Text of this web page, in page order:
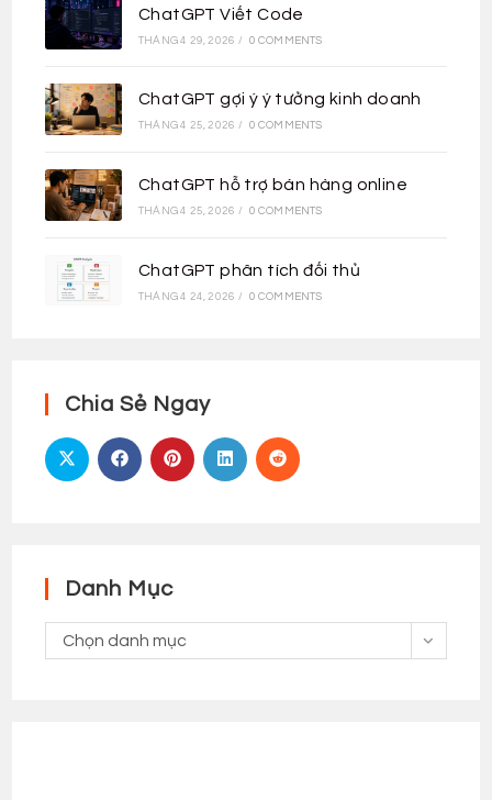
ChatGPT Viết Code
THÁNG 4 29, 2026 / 0 COMMENTS
ChatGPT gợi ý ý tưởng kinh doanh
THÁNG 4 25, 2026 / 0 COMMENTS
ChatGPT hỗ trợ bán hàng online
THÁNG 4 25, 2026 / 0 COMMENTS
ChatGPT phân tích đối thủ
THÁNG 4 24, 2026 / 0 COMMENTS
Chia Sẻ Ngay
Danh Mục
Danh
Mục
Chọn danh mục